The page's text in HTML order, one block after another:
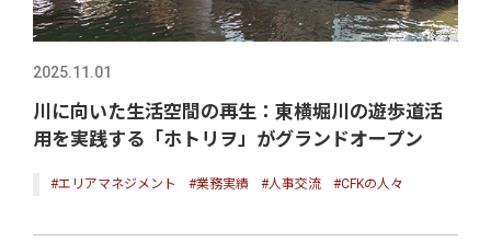
2025.11.01
川に向いた生活空間の再生：東横堀川の遊歩道活
用を実践する「ホトリヲ」がグランドオープン
#エリアマネジメント #業務実績 #人事交流 #CFKの人々